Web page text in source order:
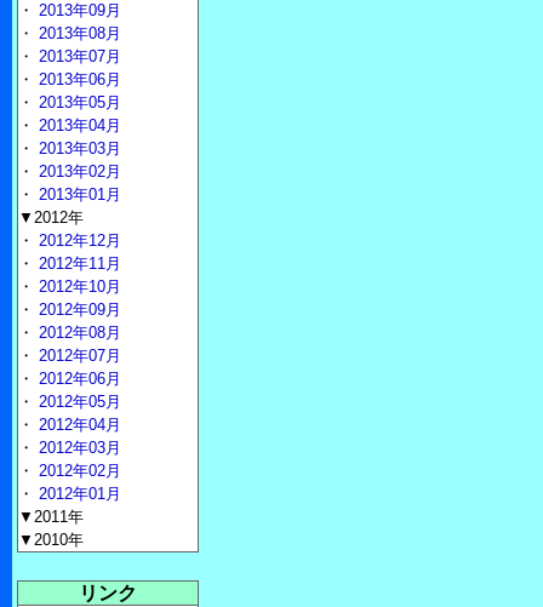
・ 2013年09月
・ 2013年08月
・ 2013年07月
・ 2013年06月
・ 2013年05月
・ 2013年04月
・ 2013年03月
・ 2013年02月
・ 2013年01月
▼2012年
・ 2012年12月
・ 2012年11月
・ 2012年10月
・ 2012年09月
・ 2012年08月
・ 2012年07月
・ 2012年06月
・ 2012年05月
・ 2012年04月
・ 2012年03月
・ 2012年02月
・ 2012年01月
▼2011年
▼2010年
リンク